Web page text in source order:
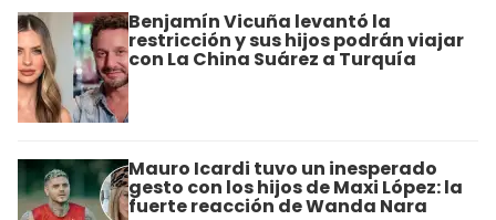
Benjamín Vicuña levantó la
restricción y sus hijos podrán viajar
con La China Suárez a Turquía
Mauro Icardi tuvo un inesperado
gesto con los hijos de Maxi López: la
fuerte reacción de Wanda Nara